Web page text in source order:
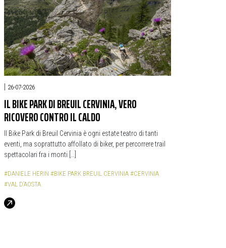
| 26-07-2026
IL BIKE PARK DI BREUIL CERVINIA, VERO
RICOVERO CONTRO IL CALDO
Il Bike Park di Breuil Cervinia è ogni estate teatro di tanti
eventi, ma soprattutto affollato di biker, per percorrere trail
spettacolari fra i monti […]
#DANIELE HERIN #BIKE PARK BREUIL CERVINIA #CERVINIA
#VAL D’AOSTA